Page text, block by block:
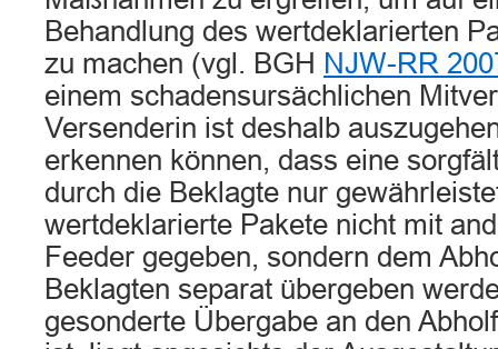
Behandlung des wertdeklarierten
zu machen (vgl. BGH NJW-RR
einem schadensursächlichen
Versenderin ist deshalb
erkennen können, dass eine
durch die Beklagte nur
wertdeklarierte Pakete nicht mit
Feeder gegeben, sondern dem
Beklagten separat übergeben
gesonderte Übergabe an den